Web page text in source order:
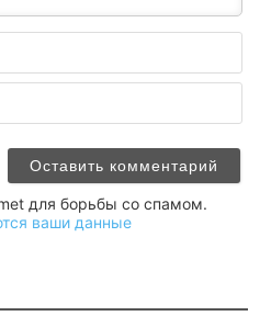
для борьбы со спамом.
ваши данные